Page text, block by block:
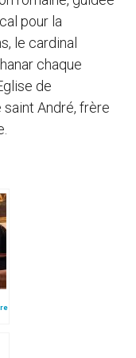
pour la
le cardinal
chaque
de
saint André, frère